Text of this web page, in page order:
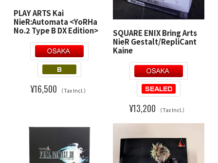
PLAY ARTS Kai
NieR:Automata <YoRHa
No.2 Type B DX Edition>
¥16,500 （Tax Incl.）
SQUARE ENIX Bring Arts
NieR Gestalt/RepliCant
Kaine
¥13,200 （Tax Incl.）